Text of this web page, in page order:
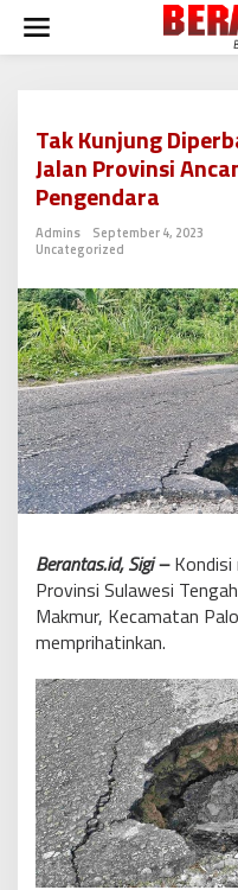
w
Tak Kunjung
Jalan Provinsi
Pengendara
Admins
September 4, 2023
Uncategorized
Berantas.id, Sigi –Kondisi
Provinsi Sulawesi
Makmur, Kecamatan
memprihatinkan.